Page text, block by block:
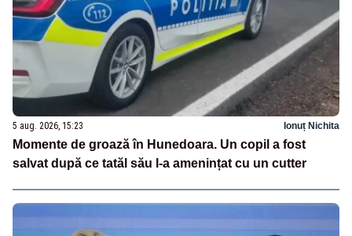
5 aug. 2026, 15:23 Ionuț Nichita
Momente de groază în Hunedoara. Un copil a fost
salvat după ce tatăl său l-a amenințat cu un cutter